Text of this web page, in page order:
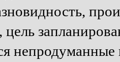
цель
непродуманные